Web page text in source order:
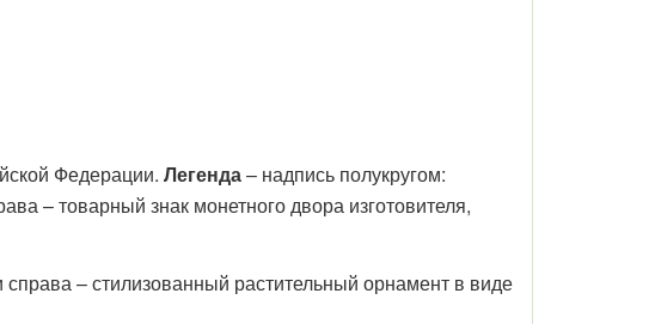
Федерации. Легенда– надпись полукругом:
товарный знак монетного двора изготовителя,
– стилизованный растительный орнамент в виде